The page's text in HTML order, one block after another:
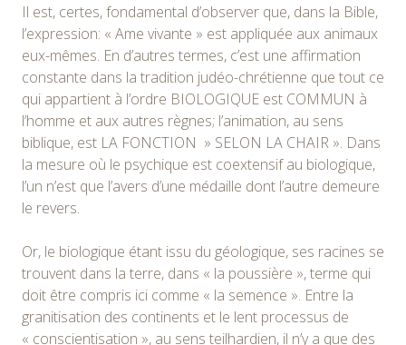
Il est, certes, fondamental d’observer que, dans la Bible,
l’expression: « Ame vivante » est appliquée aux animaux
eux-mêmes. En d’autres termes, c’est une affirmation
constante dans la tradition judéo-chrétienne que tout ce
qui appartient à l’ordre BIOLOGIQUE est COMMUN à
l’homme et aux autres règnes; l’animation, au sens
biblique, est LA FONCTION » SELON LA CHAIR ». Dans
la mesure où le psychique est coextensif au biologique,
l’un n’est que l’avers d’une médaille dont l’autre demeure
le revers.
Or, le biologique étant issu du géologique, ses racines se
trouvent dans la terre, dans « la poussière », terme qui
doit être compris ici comme « la semence ». Entre la
granitisation des continents et le lent processus de
« conscientisation », au sens teilhardien, il n’y a que des